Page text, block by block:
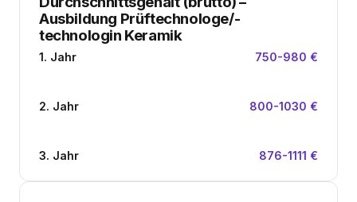
Ausbildung Prüftechnologe/-
technologin Keramik
1. Jahr 750-980 €
2. Jahr 800-1030 €
3. Jahr 876-1111 €